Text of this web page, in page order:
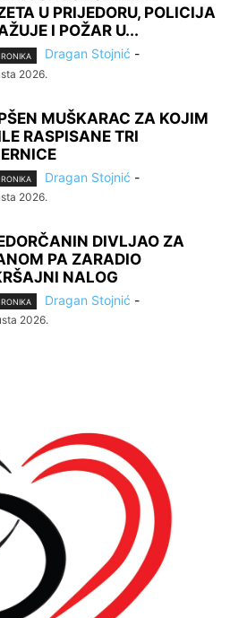
U PRIJEDORU, POLICIJA
I POŽAR U...
Dragan Stojnić -
2026.
MUŠKARAC ZA KOJIM
RASPISANE TRI
Dragan Stojnić -
2026.
DIVLJAO ZA
PA ZARADIO
NALOG
Dragan Stojnić -
2026.